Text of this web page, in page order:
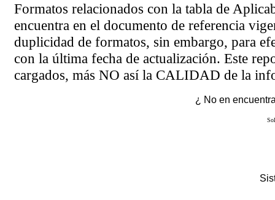
Formatos relacionados con la tabla de
encuentra en el documento de referencia
duplicidad de formatos, sin embargo, para
con la última fecha de actualización. Este
cargados, más NO así la CALIDAD de la
¿ No en